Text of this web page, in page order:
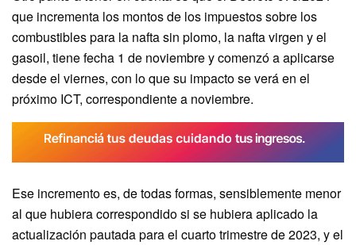
que incrementa los montos de los impuestos sobre los
combustibles para la nafta sin plomo, la nafta virgen y el
gasoil, tiene fecha 1 de noviembre y comenzó a aplicarse
desde el viernes, con lo que su impacto se verá en el
próximo ICT, correspondiente a noviembre.
Ese incremento es, de todas formas, sensiblemente menor
al que hubiera correspondido si se hubiera aplicado la
actualización pautada para el cuarto trimestre de 2023, y el